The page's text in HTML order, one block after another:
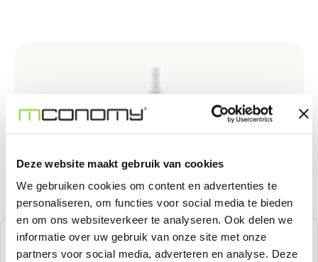
Deze website maakt gebruik van cookies
We gebruiken cookies om content en advertenties te
personaliseren, om functies voor social media te bieden
en om ons websiteverkeer te analyseren. Ook delen we
informatie over uw gebruik van onze site met onze
partners voor social media, adverteren en analyse. Deze
Normale prijs:
€ 8,26